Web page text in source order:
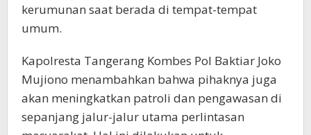
kerumunan saat berada di tempat-tempat
umum.
Kapolresta Tangerang Kombes Pol Baktiar Joko
Mujiono menambahkan bahwa pihaknya juga
akan meningkatkan patroli dan pengawasan di
sepanjang jalur-jalur utama perlintasan